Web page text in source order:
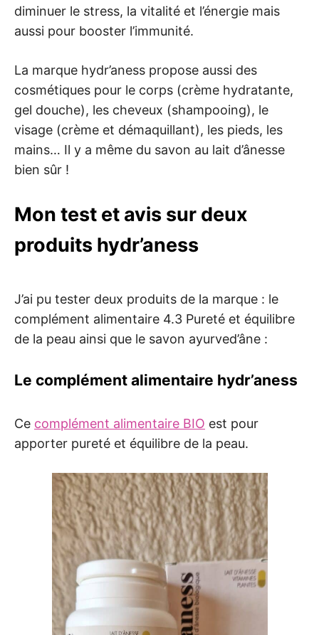
diminuer le stress, la vitalité et l’énergie mais
aussi pour booster l’immunité.
La marque hydr’aness propose aussi des
cosmétiques pour le corps (crème hydratante,
gel douche), les cheveux (shampooing), le
visage (crème et démaquillant), les pieds, les
mains… Il y a même du savon au lait d’ânesse
bien sûr !
Mon test et avis sur deux
produits hydr’aness
J’ai pu tester deux produits de la marque : le
complément alimentaire 4.3 Pureté et équilibre
de la peau ainsi que le savon ayurved’âne :
Le complément alimentaire hydr’aness
Ce complément alimentaire BIO est pour
apporter pureté et équilibre de la peau.